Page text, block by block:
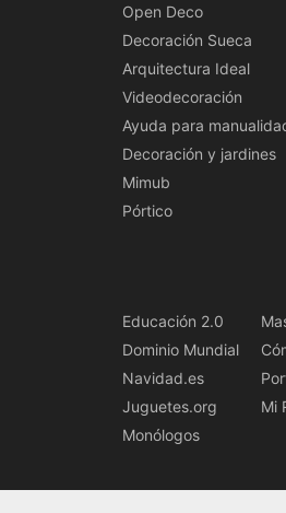
Open Deco
Decoración Sueca
Arquitectura Ideal
Videodecoración
Ayuda para
Decoración y jardines
Mimub
Pórtico
Educación 2.0
Dominio Mundial
Navidad.es
Juguetes.org
Monólogos
Mi